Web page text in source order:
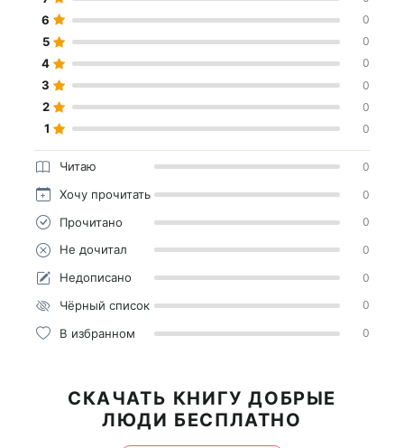
6 0
5 0
4 0
3 0
2 0
1 0
Читаю 0
Хочу прочитать 0
Прочитано 0
Не дочитал 0
Недописано 0
Чёрный список 0
В избранном 0
СКАЧАТЬ КНИГУ ДОБРЫЕ
ЛЮДИ БЕСПЛАТНО